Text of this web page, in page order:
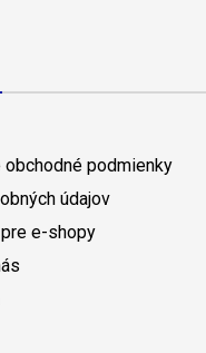
obchodné podmienky
údajov
e-shopy